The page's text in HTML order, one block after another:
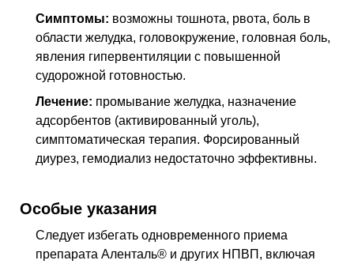
Симптомы: возможны тошнота, рвота, боль в
области желудка, головокружение, головная боль,
явления гипервентиляции с повышенной
судорожной готовностью.
Лечение: промывание желудка, назначение
адсорбентов (активированный уголь),
симптоматическая терапия. Форсированный
диурез, гемодиализ недостаточно эффективны.
Особые указания
Следует избегать одновременного приема
препарата Аленталь® и других НПВП , включая